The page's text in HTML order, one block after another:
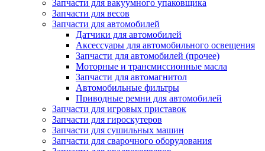
Запчасти для вакуумного упаковщика
Запчасти для весов
Запчасти для автомобилей
Датчики для автомобилей
Аксессуары для автомобильного освещения
Запчасти для автомобилей (прочее)
Моторные и трансмиссионные масла
Запчасти для автомагнитол
Автомобильные фильтры
Приводные ремни для автомобилей
Запчасти для игровых приставок
Запчасти для гироскутеров
Запчасти для сушильных машин
Запчасти для сварочного оборудования